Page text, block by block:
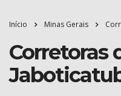
Início Minas Gerais
Corretoras